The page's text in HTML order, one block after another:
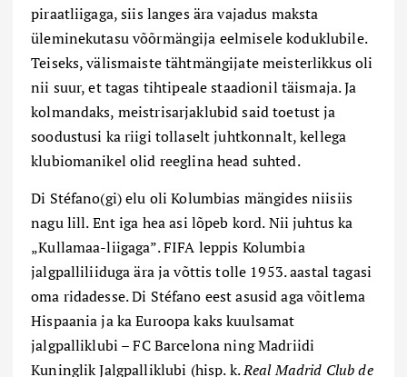
piraatliigaga, siis langes ära vajadus maksta
üleminekutasu võõrmängija eelmisele koduklubile.
Teiseks, välismaiste tähtmängijate meisterlikkus oli
nii suur, et tagas tihtipeale staadionil täismaja. Ja
kolmandaks, meistrisarjaklubid said toetust ja
soodustusi ka riigi tollaselt juhtkonnalt, kellega
klubiomanikel olid reeglina head suhted.
Di Stéfano(gi) elu oli Kolumbias mängides niisiis
nagu lill. Ent iga hea asi lõpeb kord. Nii juhtus ka
„Kullamaa-liigaga”. FIFA leppis Kolumbia
jalgpalliliiduga ära ja võttis tolle 1953. aastal tagasi
oma ridadesse. Di Stéfano eest asusid aga võitlema
Hispaania ja ka Euroopa kaks kuulsamat
jalgpalliklubi – FCBarcelona ning Madriidi
Kuninglik Jalgpalliklubi (hisp. k.Real Madrid Club de